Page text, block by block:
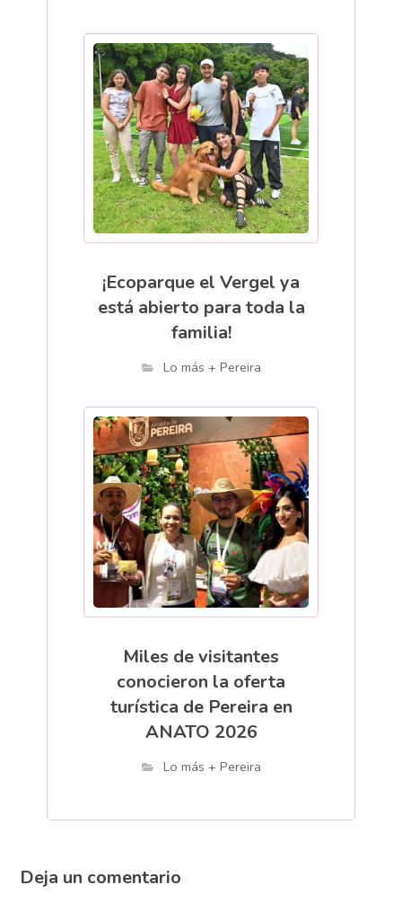
¡Ecoparque el Vergel ya
está abierto para toda la
familia!
Lo más + Pereira
Miles de visitantes
conocieron la oferta
turística de Pereira en
ANATO 2026
Lo más + Pereira
Deja un comentario